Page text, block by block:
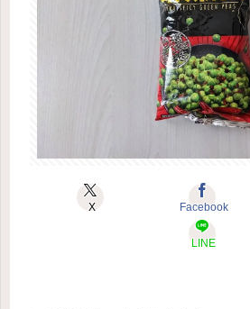
X Facebook
LINE